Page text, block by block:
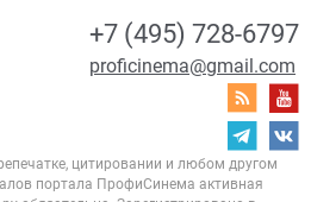
+7 (495) 728-6797
proficinema@gmail.com
цитировании и любом другом
портала ПрофиСинема активная